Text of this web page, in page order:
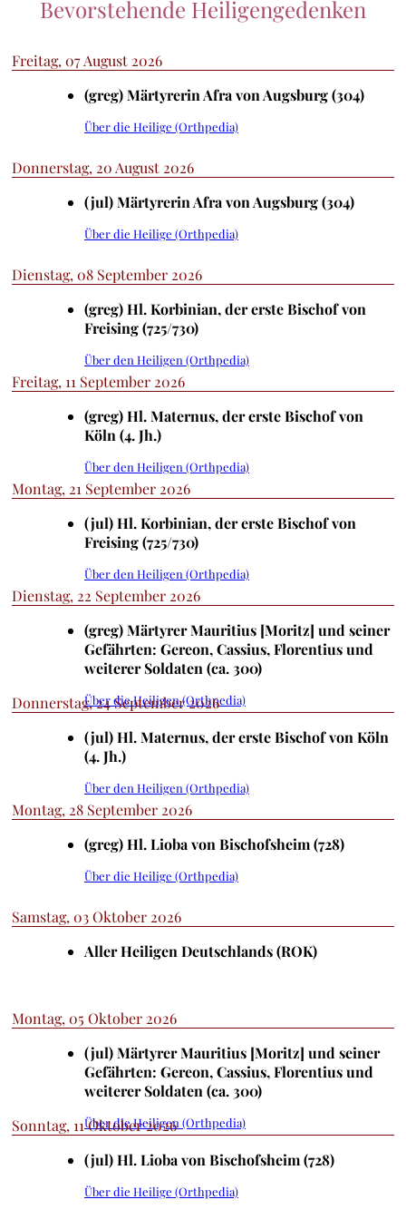
Bevorstehende Heiligengedenken
Freitag, 07 August 2026
(greg) Märtyrerin Afra von Augsburg (304)
Über die Heilige (Orthpedia)
Donnerstag, 20 August 2026
(jul) Märtyrerin Afra von Augsburg (304)
Über die Heilige (Orthpedia)
Dienstag, 08 September 2026
(greg) Hl. Korbinian, der erste Bischof von
Freising (725/730)
Über den Heiligen (Orthpedia)
Freitag, 11 September 2026
(greg) Hl. Maternus, der erste Bischof von
Köln (4. Jh.)
Über den Heiligen (Orthpedia)
Montag, 21 September 2026
(jul) Hl. Korbinian, der erste Bischof von
Freising (725/730)
Über den Heiligen (Orthpedia)
Dienstag, 22 September 2026
(greg) Märtyrer Mauritius [Moritz] und seiner
Gefährten: Gereon, Cassius, Florentius und
weiterer Soldaten (ca. 300)
Über die Heiligen (Orthpedia)
Donnerstag, 24 September 2026
(jul) Hl. Maternus, der erste Bischof von Köln
(4. Jh.)
Über den Heiligen (Orthpedia)
Montag, 28 September 2026
(greg) Hl. Lioba von Bischofsheim (728)
Über die Heilige (Orthpedia)
Samstag, 03 Oktober 2026
Aller Heiligen Deutschlands (ROK)
Montag, 05 Oktober 2026
(jul) Märtyrer Mauritius [Moritz] und seiner
Gefährten: Gereon, Cassius, Florentius und
weiterer Soldaten (ca. 300)
Über die Heiligen (Orthpedia)
Sonntag, 11 Oktober 2026
(jul) Hl. Lioba von Bischofsheim (728)
Über die Heilige (Orthpedia)